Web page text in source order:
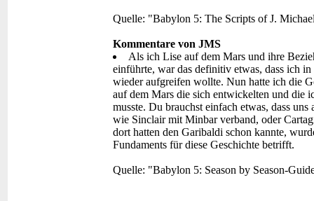
Quelle: "Babylon 5: The Scripts of J.
Kommentare von JMS
Als ich Lise auf dem Mars und ihre
einführte, war das definitiv etwas, dass ich
wieder aufgreifen wollte. Nun hatte ich die
auf dem Mars die sich entwickelten und die
musste. Du brauchst einfach etwas, dass
wie Sinclair mit Minbar verband, oder
dort hatten den Garibaldi schon kannte,
Fundaments für diese Geschichte betrifft.
Quelle: "Babylon 5: Season by Season-